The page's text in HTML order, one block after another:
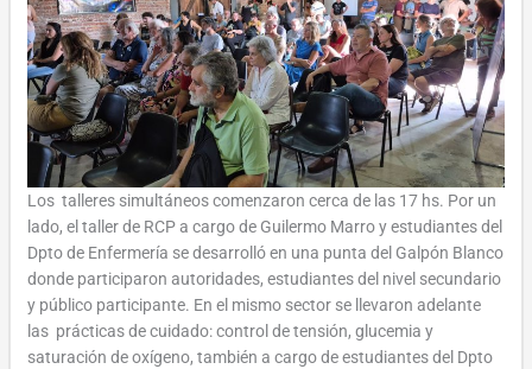
Los talleres simultáneos comenzaron cerca de las 17 hs. Por un
lado, el taller de RCP a cargo de Guilermo Marro y estudiantes del
Dpto de Enfermería se desarrolló en una punta del Galpón Blanco
donde participaron autoridades, estudiantes del nivel secundario
y público participante. En el mismo sector se llevaron adelante
las prácticas de cuidado: control de tensión, glucemia y
saturación de oxígeno, también a cargo de estudiantes del Dpto